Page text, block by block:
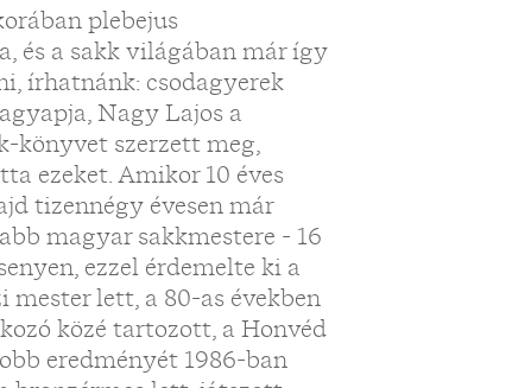
plebejus
és a sakk világában már így
írhatnánk: csodagyerek
Nagy Lajos a
könyvet szerzett meg,
ezeket. Amikor 10 éves
tizennégy évesen már
magyar sakkmestere - 16
ezzel érdemelte ki a
lett, a 80-as években
közé tartozott, a Honvéd
eredményét 1986-ban